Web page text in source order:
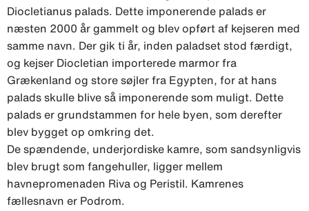
Diocletianus palads. Dette imponerende palads er
næsten 2000 år gammelt og blev opført af kejseren med
samme navn. Der gik ti år, inden paladset stod færdigt,
og kejser Diocletian importerede marmor fra
Grækenland og store søjler fra Egypten, for at hans
palads skulle blive så imponerende som muligt. Dette
palads er grundstammen for hele byen, som derefter
blev bygget op omkring det.
De spændende, underjordiske kamre, som sandsynligvis
blev brugt som fangehuller, ligger mellem
havnepromenaden Riva og Peristil. Kamrenes
fællesnavn er Podrom.